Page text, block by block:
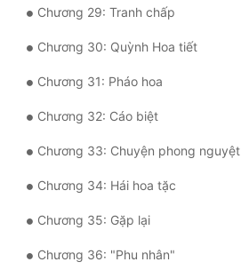
Điền Văn
Đô Thị
Đông Phương
Đông Phương Huyền Huyễn
Đồng Nhân
Cẩu Đạo Trường Sinh
Ngự Thú
Chương 29: Tranh chấp
Chương 30: Quỳnh Hoa tiết
Chương 31: Pháo hoa
Chương 32: Cáo biệt
Chương 33: Chuyện phong nguyệt
Chương 34: Hái hoa tặc
Chương 35: Gặp lại
Chương 36: "Phu nhân"